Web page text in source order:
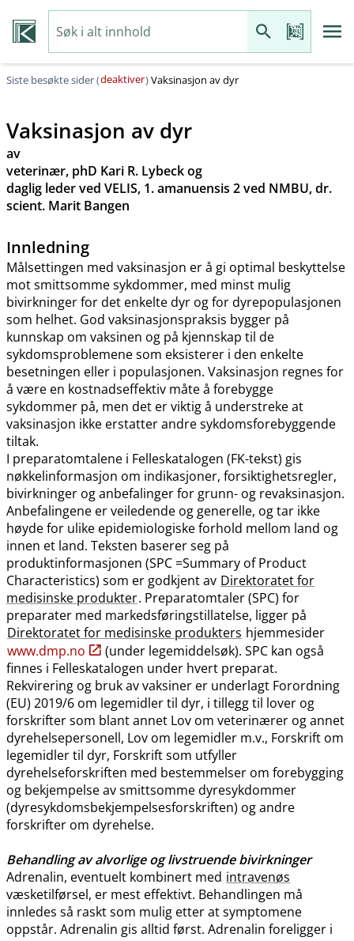
Siste besøkte sider (deaktiver)Vaksinasjon av dyr
Vaksinasjon av dyr
av
veterinær, phD Kari R. Lybeck og
daglig leder ved VELIS, 1. amanuensis 2 ved NMBU, dr.
scient. Marit Bangen
Innledning
Målsettingen med vaksinasjon er å gi optimal beskyttelse
mot smittsomme sykdommer, med minst mulig
bivirkninger for det enkelte dyr og for dyrepopulasjonen
som helhet. God vaksinasjonspraksis bygger på
kunnskap om vaksinen og på kjennskap til de
sykdomsproblemene som eksisterer i den enkelte
besetningen eller i populasjonen. Vaksinasjon regnes for
å være en kostnadseffektiv måte å forebygge
sykdommer på, men det er viktig å understreke at
vaksinasjon ikke erstatter andre sykdomsforebyggende
tiltak.
I preparatomtalene i Felleskatalogen (FK-tekst) gis
nøkkelinformasjon om indikasjoner, forsiktighetsregler,
bivirkninger og anbefalinger for grunn- og revaksinasjon.
Anbefalingene er veiledende og generelle, og tar ikke
høyde for ulike epidemiologiske forhold mellom land og
innen et land. Teksten baserer seg på
produktinformasjonen (SPC =Summary of Product
Characteristics) som er godkjent av Direktoratet for
medisinske produkter. Preparatomtaler (SPC) for
preparater med markedsføringstillatelse, ligger på
Direktoratet for medisinske produkters hjemmesider
www.dmp.no
(under legemiddelsøk). SPC kan også
finnes i Felleskatalogen under hvert preparat.
Rekvirering og bruk av vaksiner er underlagt Forordning
(EU) 2019/6 om legemidler til dyr, i tillegg til lover og
forskrifter som blant annet Lov om veterinærer og annet
dyrehelsepersonell, Lov om legemidler m.v., Forskrift om
legemidler til dyr, Forskrift som utfyller
dyrehelseforskriften med bestemmelser om forebygging
og bekjempelse av smittsomme dyresykdommer
(dyresykdomsbekjempelsesforskriften) og andre
forskrifter om dyrehelse.
Behandling av alvorlige og livstruende bivirkninger
Adrenalin, eventuelt kombinert med intravenøs
væsketilførsel, er mest effektivt. Behandlingen må
innledes så raskt som mulig etter at symptomene
oppstår. Adrenalin gis alltid først. Adrenalin foreligger i